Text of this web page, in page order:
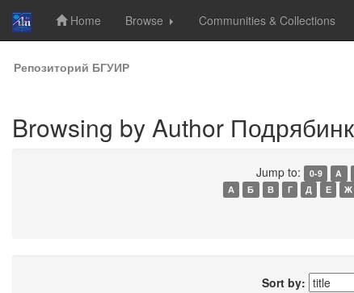
Skip
navigation
Home Browse Communities & Collections
Репозиторий БГУИР
Browsing by Author
Jump to: 0-9 A
А
Б В Г Д Е Ж
Sort by: